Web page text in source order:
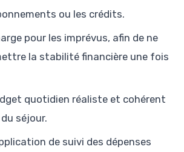
ou les crédits.
pour les imprévus, afin de ne
la stabilité financière une fois
quotidien réaliste et cohérent
séjour.
de suivi des dépenses